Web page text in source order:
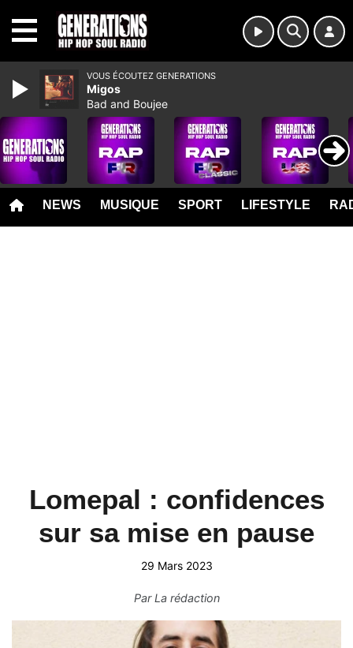
NEWS MUSIQUE SPORT LIFESTYLE
Lomepal : confidences
sur sa mise en pause
29 Mars 2023
ParLa rédaction
VOUS ÉCOUTEZ GENERATIONS
Migos
Bad and Boujee